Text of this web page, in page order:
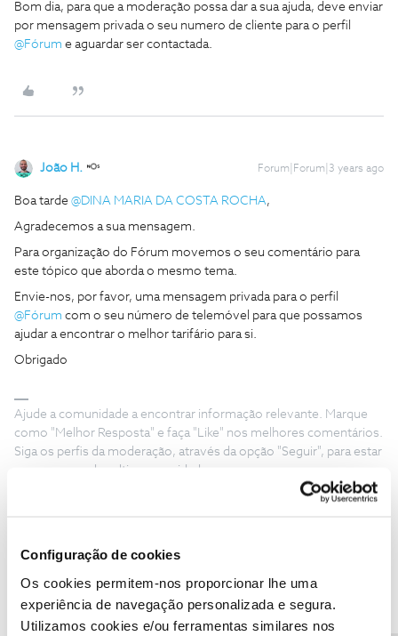
Configuração de cookies
Os cookies permitem-nos proporcionar lhe uma
experiência de navegação personalizada e segura.
Utilizamos cookies e/ou ferramentas similares nos
Bom dia, para que a moderação possa dar a sua ajuda, deve enviar
por mensagem privada o seu numero de cliente para o perfil
@Fórum e aguardar ser contactada.
João H. Forum|Forum|3 years ago
Boa tarde @DINA MARIA DA COSTA ROCHA,
Agradecemos a sua mensagem.
Para organização do Fórum movemos o seu comentário para
este tópico que aborda o mesmo tema.
Envie-nos, por favor, uma mensagem privada para o perfil
@Fórum com o seu número de telemóvel para que possamos
ajudar a encontrar o melhor tarifário para si.
Obrigado
Ajude a comunidade a encontrar informação relevante. Marque
como "Melhor Resposta" e faça "Like" nos melhores comentários.
Siga os perfis da moderação, através da opção "Seguir", para estar
sempre a par das ultimas novidades.
S saboramargo Forum|Forum|3 years ago
Desde o dia 24 de agosto que os serviços técnicos da Nos estão
a tentar resolver um problema com a ativação do Smart Numder.